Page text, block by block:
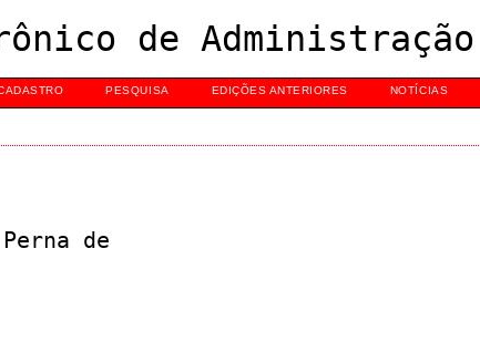
de
PESQUISA EDIÇÕES ANTERIORES NOTÍCIAS
de